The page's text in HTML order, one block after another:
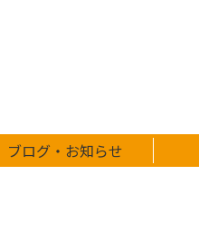
ブログ・お知らせ